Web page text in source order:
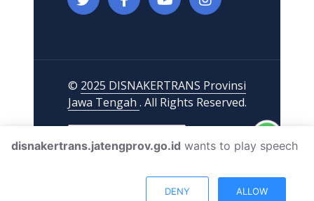
© 2025 DISNAKERTRANS Provinsi
Jawa Tengah . All Rights Reserved.
disnakertrans.jatengprov.go.id wants to play speech
DENY ALLOW